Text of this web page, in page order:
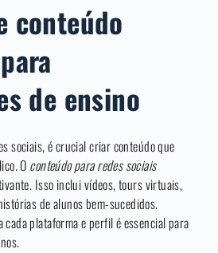
conteúdo
de ensino
sociais, é crucial criar conteúdo que
O conteúdo para redes sociais
Isso inclui vídeos, tours virtuais,
de alunos bem-sucedidos.
plataforma e perfil é essencial para